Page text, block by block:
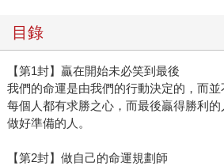
目錄
【第1封】贏在開始未必笑到最後
我們的命運是由我們的行動決定的，而並
每個人都有求勝之心，而最後贏得勝利的
做好準備的人。
【第2封】做自己的命運規劃師